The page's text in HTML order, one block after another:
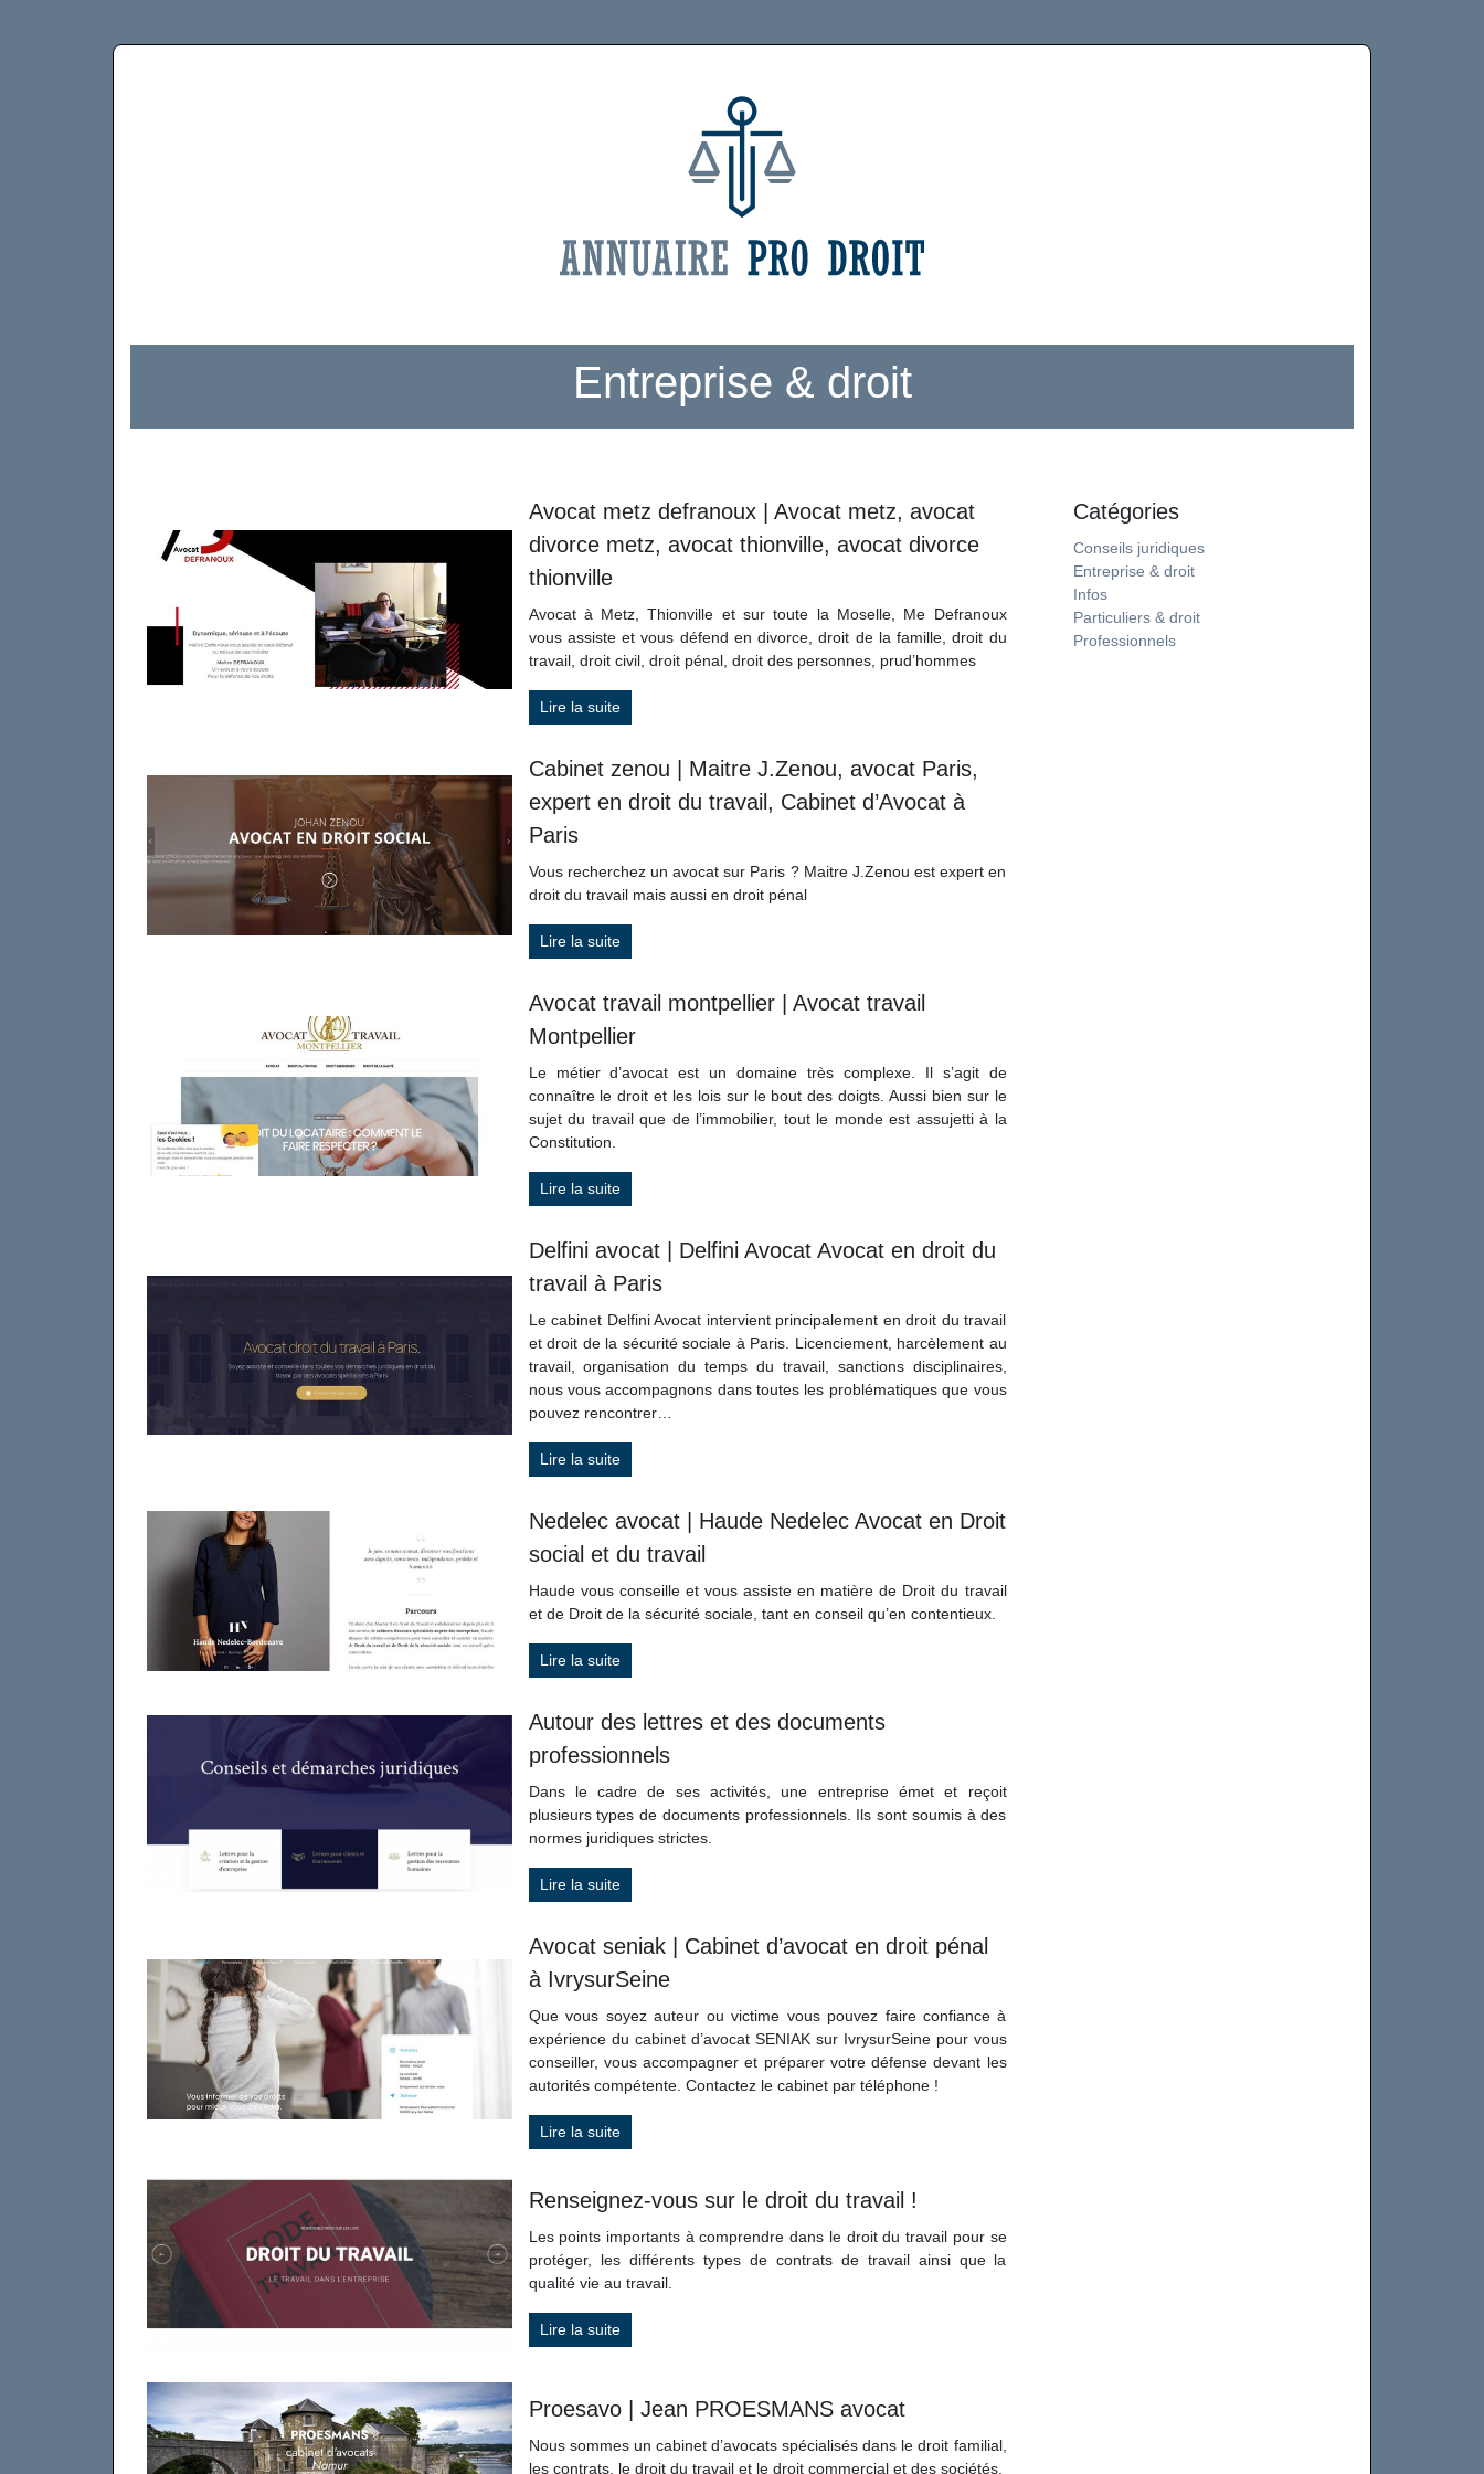
Entreprise & droit
Avocat metz defranoux | Avocat metz, avocat
divorce metz, avocat thionville, avocat divorce
thionville
Avocat à Metz, Thionville et sur toute la Moselle, Me Defranoux
vous assiste et vous défend en divorce, droit de la famille, droit du
travail, droit civil, droit pénal, droit des personnes, prud’hommes
Lire la suite
Cabinet zenou | Maitre J.Zenou, avocat Paris,
expert en droit du travail, Cabinet d’Avocat à
Paris
Vous recherchez un avocat sur Paris ? Maitre J.Zenou est expert en
droit du travail mais aussi en droit pénal
Lire la suite
Avocat travail montpellier | Avocat travail
Montpellier
Le métier d’avocat est un domaine très complexe. Il s’agit de
connaître le droit et les lois sur le bout des doigts. Aussi bien sur le
sujet du travail que de l’immobilier, tout le monde est assujetti à la
Constitution.
Lire la suite
Delfini avocat | Delfini Avocat Avocat en droit du
travail à Paris
Le cabinet Delfini Avocat intervient principalement en droit du travail
et droit de la sécurité sociale à Paris. Licenciement, harcèlement au
travail, organisation du temps du travail, sanctions disciplinaires,
nous vous accompagnons dans toutes les problématiques que vous
pouvez rencontrer…
Lire la suite
Nedelec avocat | Haude Nedelec Avocat en Droit
social et du travail
Haude vous conseille et vous assiste en matière de Droit du travail
et de Droit de la sécurité sociale, tant en conseil qu’en contentieux.
Lire la suite
Autour des lettres et des documents
professionnels
Dans le cadre de ses activités, une entreprise émet et reçoit
plusieurs types de documents professionnels. Ils sont soumis à des
normes juridiques strictes.
Lire la suite
Avocat seniak | Cabinet d’avocat en droit pénal
à IvrysurSeine
Que vous soyez auteur ou victime vous pouvez faire confiance à
expérience du cabinet d’avocat SENIAK sur IvrysurSeine pour vous
conseiller, vous accompagner et préparer votre défense devant les
autorités compétente. Contactez le cabinet par téléphone !
Lire la suite
Renseignez-vous sur le droit du travail !
Les points importants à comprendre dans le droit du travail pour se
protéger, les différents types de contrats de travail ainsi que la
qualité vie au travail.
Lire la suite
Proesavo | Jean PROESMANS avocat
Nous sommes un cabinet d’avocats spécialisés dans le droit familial,
les contrats, le droit du travail et le droit commercial et des sociétés.
Catégories
Conseils juridiques
Entreprise & droit
Infos
Particuliers & droit
Professionnels